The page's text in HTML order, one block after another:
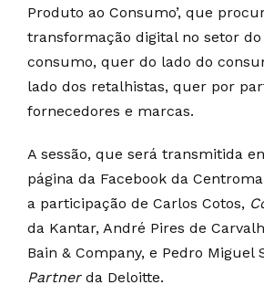
Produto ao Consumo’, que
transformação digital no setor do
consumo, quer do lado do
lado dos retalhistas, quer por
fornecedores e marcas.
A sessão, que será transmitida
página da Facebook da
a participação de Carlos Cotos,
da Kantar, André Pires de
Bain & Company, e Pedro Miguel
Partner da Deloitte.